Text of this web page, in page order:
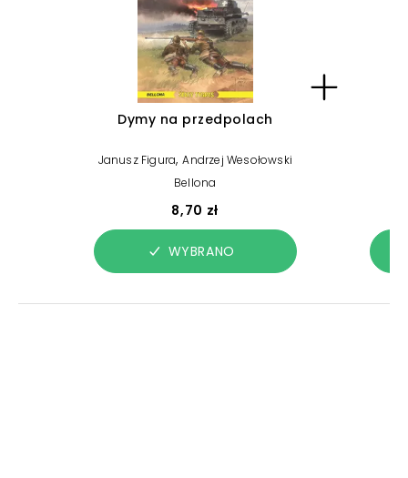
Dymy na przedpolach
Janusz Figura,Andrzej Wesołowski
Bellona
8,70 zł
WYBRANO